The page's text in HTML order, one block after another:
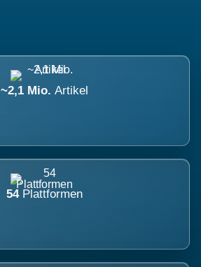
~2,1 Mio. Artikel
54 Plattformen